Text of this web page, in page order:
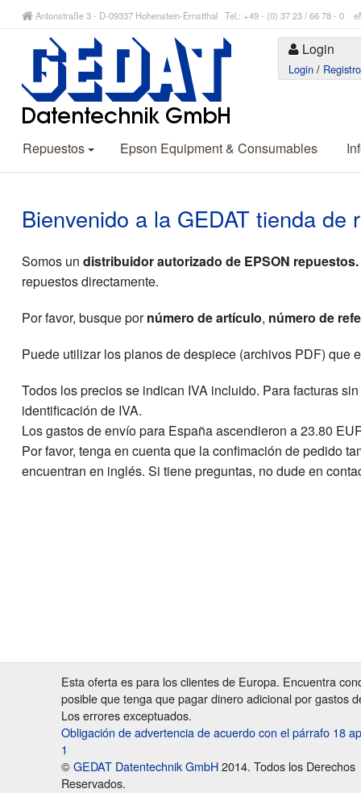
Antonstraße 3 - D-09337 Hohenstein-Ernstthal Tel.: +49 - (0) 37 23 / 66 78 - 0
Login
Login / Registro
Repuestos Epson Equipment & Consumables
Bienvenido a la GEDAT tienda de
Somos un distribuidor autorizado de EPSON repuestos.
repuestos directamente.
Por favor, busque pornúmero de artículo, número de
Puede utilizar los planos de despiece (archivos PDF) que
Todos los precios se indican IVA incluido. Para facturas
identificación de IVA.
Los gastos de envío para España ascendieron a 23.80
Por favor, tenga en cuenta que la confimación de pedido
encuentran en inglés. Si tiene preguntas, no dude en
Esta oferta es para los clientes de Europa. Encuentra
posible que tenga que pagar dinero adicional por gastos
Los errores exceptuados.
Obligación de advertencia de acuerdo con el párrafo 18
1
©GEDAT Datentechnik GmbH2014. Todos los Derechos
Reservados.